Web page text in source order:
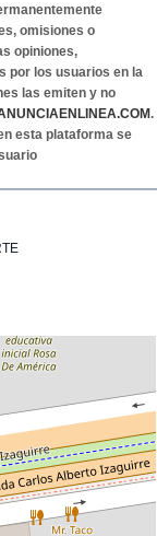
omisiones o
opiniones,
por los usuarios en la
las emiten y no
.
esta plataforma se